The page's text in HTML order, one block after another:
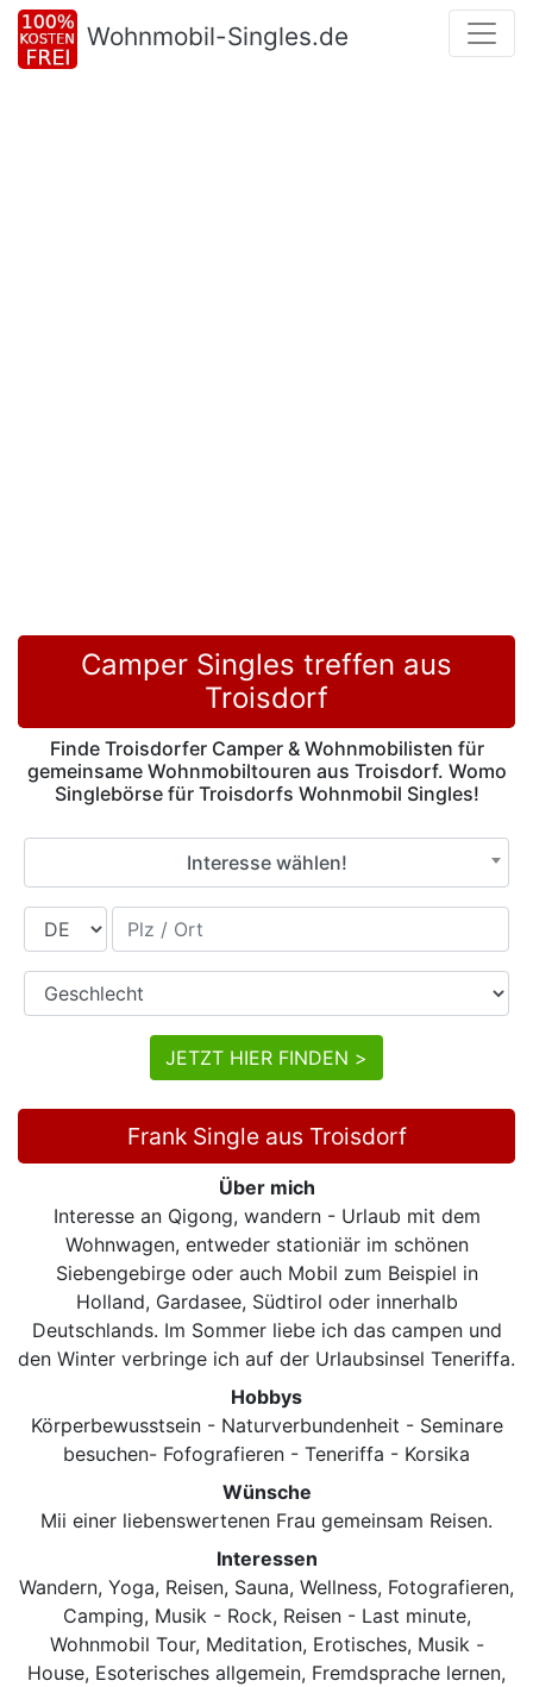
Wohnmobil-Singles.de
Camper Singles treffen aus
Troisdorf
Finde Troisdorfer Camper & Wohnmobilisten für
gemeinsame Wohnmobiltouren aus Troisdorf. Womo
Singlebörse für Troisdorfs Wohnmobil Singles!
Interesse wählen!
Land
JETZT HIER FINDEN >
Frank Single aus Troisdorf
Über mich
Interesse an Qigong, wandern - Urlaub mit dem
Wohnwagen, entweder stationiär im schönen
Siebengebirge oder auch Mobil zum Beispiel in
Holland, Gardasee, Südtirol oder innerhalb
Deutschlands. Im Sommer liebe ich das campen und
den Winter verbringe ich auf der Urlaubsinsel Teneriffa.
Hobbys
Körperbewusstsein - Naturverbundenheit - Seminare
besuchen- Fofografieren - Teneriffa - Korsika
Wünsche
Mii einer liebenswertenen Frau gemeinsam Reisen.
Interessen
Wandern, Yoga, Reisen, Sauna, Wellness, Fotografieren,
Camping, Musik - Rock, Reisen - Last minute,
Wohnmobil Tour, Meditation, Erotisches, Musik -
House, Esoterisches allgemein, Fremdsprache lernen,